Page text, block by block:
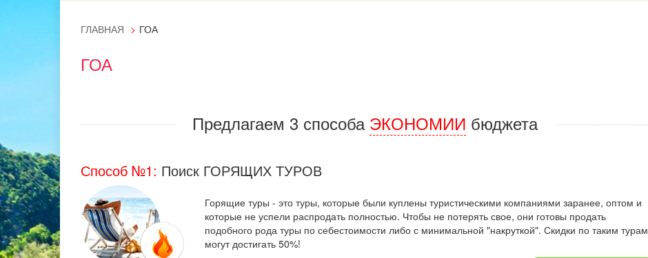
ГЛАВНАЯ ГОА
ГОА
Предлагаем 3 способа ЭКОНОМИИ бюджета
Способ №1: Поиск ГОРЯЩИХ ТУРОВ
Горящие туры - это туры, которые были куплены туристическими компаниями заранее, оптом и
которые не успели распродать полностью. Чтобы не потерять свое, они готовы продать
подобного рода туры по себестоимости либо с минимальной "накруткой". Скидки по таким турам
могут достигать 50%!